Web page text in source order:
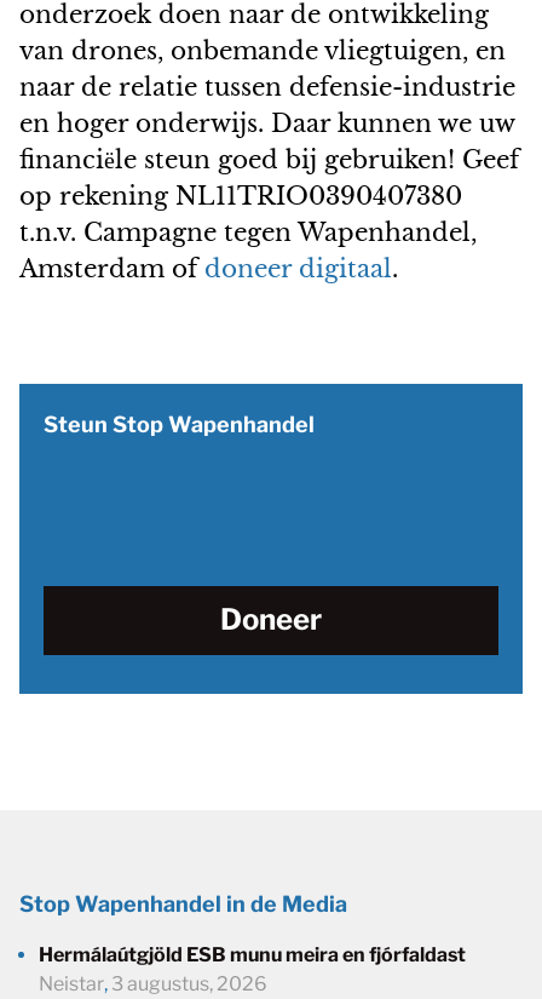
onderzoek doen naar de ontwikkeling
van drones, onbemande vliegtuigen, en
naar de relatie tussen defensie-industrie
en hoger onderwijs. Daar kunnen we uw
financiële steun goed bij gebruiken! Geef
op rekening NL11TRIO0390407380
t.n.v. Campagne tegen Wapenhandel,
Amsterdam of doneer digitaal.
Steun Stop Wapenhandel
Doneer
Stop Wapenhandel in de Media
Hermálaútgjöld ESB munu meira en fjórfaldast
Neistar, 3 augustus, 2026